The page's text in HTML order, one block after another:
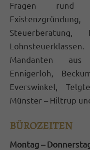
Fragen
Existenzgründung,
Steuerberatung,
Mandanten aus
Ennigerloh,
Everswinkel,
Münster – Hiltrup
BÜROZEITEN
Montag –